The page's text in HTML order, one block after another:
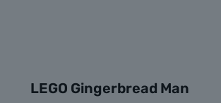
LEGO Gingerbread Man